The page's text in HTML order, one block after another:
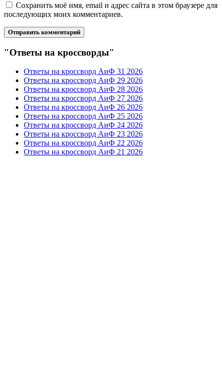
Сохранить моё имя, email и адрес сайта в этом браузере для
последующих моих комментариев.
"Ответы на кроссворды"
Ответы на кроссворд АиФ 31 2026
Ответы на кроссворд АиФ 29 2026
Ответы на кроссворд АиФ 28 2026
Ответы на кроссворд АиФ 27 2026
Ответы на кроссворд АиФ 26 2026
Ответы на кроссворд АиФ 25 2026
Ответы на кроссворд АиФ 24 2026
Ответы на кроссворд АиФ 23 2026
Ответы на кроссворд АиФ 22 2026
Ответы на кроссворд АиФ 21 2026